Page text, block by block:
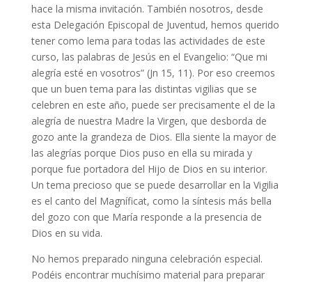
hace la misma invitación. También nosotros, desde
esta Delegación Episcopal de Juventud, hemos querido
tener como lema para todas las actividades de este
curso, las palabras de Jesús en el Evangelio: “Que mi
alegría esté en vosotros” (Jn 15, 11). Por eso creemos
que un buen tema para las distintas vigilias que se
celebren en este año, puede ser precisamente el de la
alegría de nuestra Madre la Virgen, que desborda de
gozo ante la grandeza de Dios. Ella siente la mayor de
las alegrías porque Dios puso en ella su mirada y
porque fue portadora del Hijo de Dios en su interior.
Un tema precioso que se puede desarrollar en la Vigilia
es el canto del Magníficat, como la síntesis más bella
del gozo con que María responde a la presencia de
Dios en su vida.
No hemos preparado ninguna celebración especial.
Podéis encontrar muchísimo material para preparar